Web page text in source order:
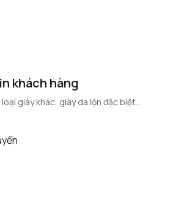
khách hàng
giày khác, giày da lộn đặc biệt...